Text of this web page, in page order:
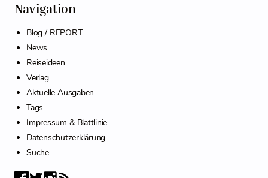
Navigation
Blog / REPORT
News
Reiseideen
Verlag
Aktuelle Ausgaben
Tags
Impressum & Blattlinie
Datenschutzerklärung
Suche